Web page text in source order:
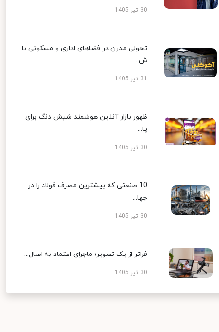
30 تیر 1405
تحولی مدرن در فضاهای اداری و مسکونی با
ش...
ظهور بازار آنلاین هوشمند شیش دنگ برای
پا...
30 تیر 1405
10 صنعتی که بیشترین مصرف فولاد را در
جها...
30 تیر 1405
فراتر از یک تصویر؛ ماجرای اعتماد به اصال...
30 تیر 1405